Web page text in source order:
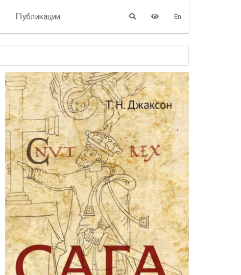
Публикации En